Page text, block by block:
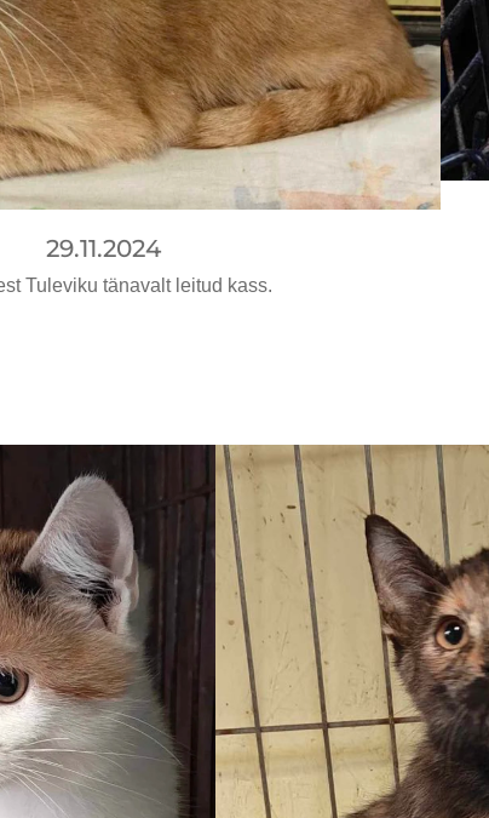
29.11.2024
Tuleviku tänavalt leitud kass.